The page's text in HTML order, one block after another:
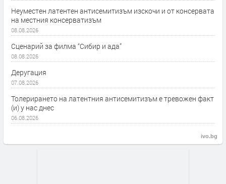
Неуместен латентен антисемитизъм изскочи и от консервата
на местния консерватизъм
08.08.2026
Сценарий за филма “Сибир и ада”
08.08.2026
Деругация
07.08.2026
Толерирането на латентния антисемитизъм е тревожен факт
(и) у нас днес
06.08.2026
ivo.bg